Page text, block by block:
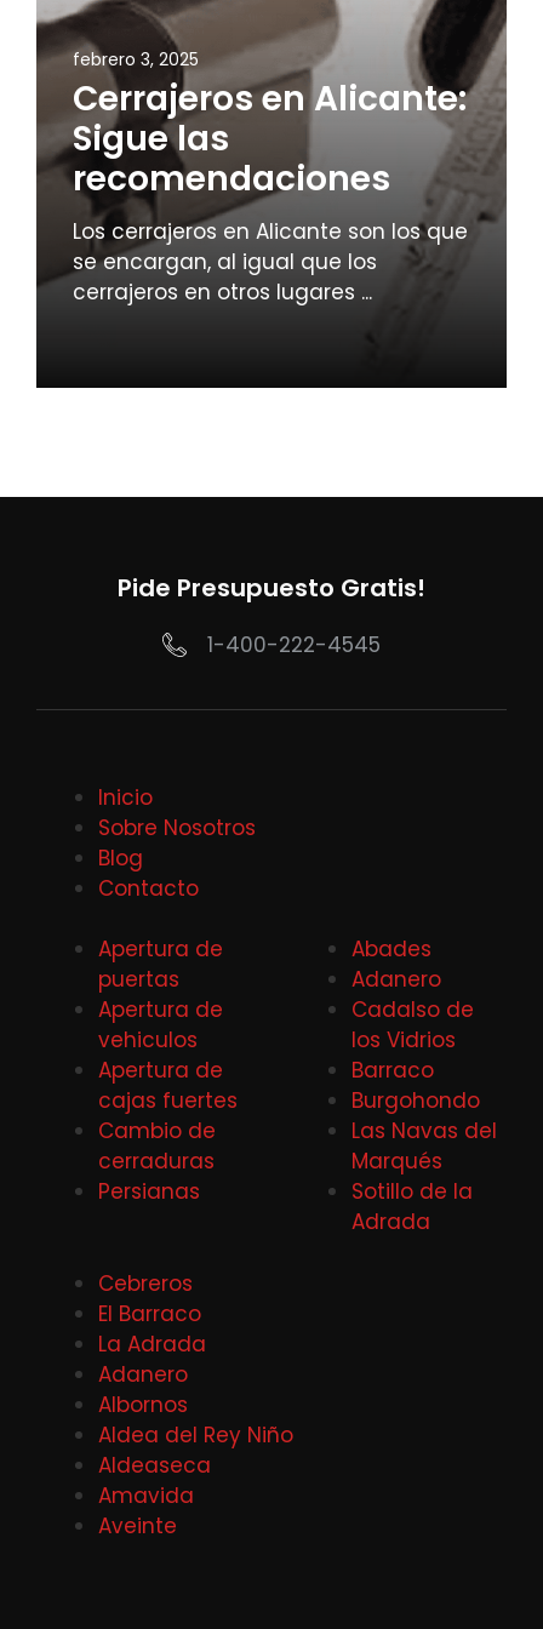
febrero 3, 2025
Cerrajeros en Alicante:
Sigue las
recomendaciones
Los cerrajeros en Alicante son los que
se encargan, al igual que los
cerrajeros en otros lugares ...
Pide Presupuesto Gratis!
1-400-222-4545
Inicio
Sobre Nosotros
Blog
Contacto
Apertura de
puertas
Apertura de
vehiculos
Apertura de
cajas fuertes
Cambio de
cerraduras
Persianas
Abades
Adanero
Cadalso de
los Vidrios
Barraco
Burgohondo
Las Navas del
Marqués
Sotillo de la
Adrada
Cebreros
El Barraco
La Adrada
Adanero
Albornos
Aldea del Rey Niño
Aldeaseca
Amavida
Aveinte